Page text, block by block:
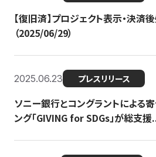
【復旧済】プロジェクト表示・決
（2025/06/29）
2025.06.23 プレスリリース
ソニー銀行とコングラントによる
ング「GIVING for SDGs」が総支援